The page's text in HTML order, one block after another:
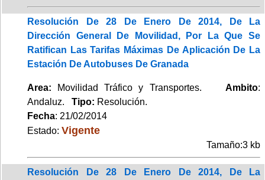
Resolución De 28 De Enero De 2014, De La
Dirección General De Movilidad, Por La Que Se
Ratifican Las Tarifas Máximas De Aplicación De La
Estación De Autobuses De Granada
Area: Movilidad Tráfico y Transportes. Ambito:
Andaluz. Tipo: Resolución.
Fecha: 21/02/2014
Estado: Vigente
Tamaño:3 kb
Resolución De 28 De Enero De 2014, De La